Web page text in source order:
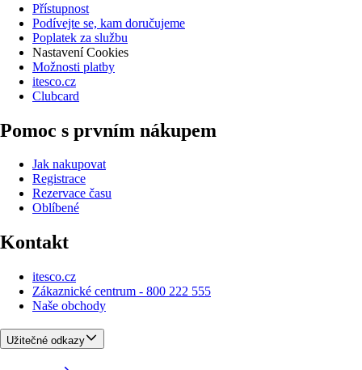
Přístupnost
Podívejte se, kam doručujeme
Poplatek za službu
Nastavení Cookies
Možnosti platby
itesco.cz
Clubcard
Pomoc s prvním nákupem
Jak nakupovat
Registrace
Rezervace času
Oblíbené
Kontakt
itesco.cz
Zákaznické centrum - 800 222 555
Naše obchody
Užitečné odkazy